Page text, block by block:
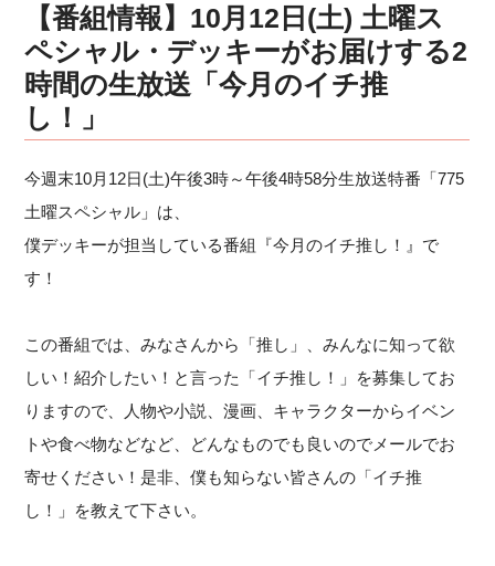
【番組情報】10月12日(土) 土曜ス
ペシャル・デッキーがお届けする2
時間の生放送「今月のイチ推
し！」
今週末10月12日(土)午後3時～午後4時58分生放送特番「775
土曜スペシャル」は、
僕デッキーが担当している番組『今月のイチ推し！』で
す！
この番組では、みなさんから「推し」、みんなに知って欲
しい！紹介したい！と言った「イチ推し！」を募集してお
りますので、人物や小説、漫画、キャラクターからイベン
トや食べ物などなど、どんなものでも良いのでメールでお
寄せください！是非、僕も知らない皆さんの「イチ推
し！」を教えて下さい。